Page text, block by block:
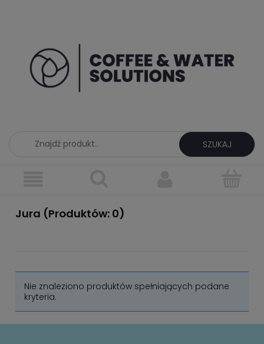
SZUKAJ
Jura (Produktów: 0)
Nie znaleziono produktów spełniających podane
kryteria.